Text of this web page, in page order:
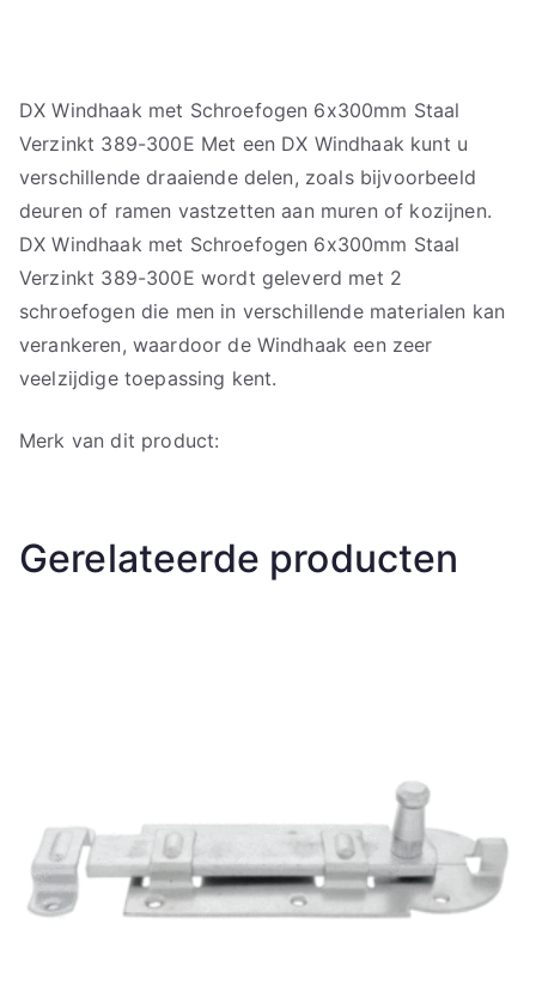
DX Windhaak met Schroefogen 6x300mm Staal
Verzinkt 389-300E Met een DX Windhaak kunt u
verschillende draaiende delen, zoals bijvoorbeeld
deuren of ramen vastzetten aan muren of kozijnen.
DX Windhaak met Schroefogen 6x300mm Staal
Verzinkt 389-300E wordt geleverd met 2
schroefogen die men in verschillende materialen kan
verankeren, waardoor de Windhaak een zeer
veelzijdige toepassing kent.
Merk van dit product:
Gerelateerde producten